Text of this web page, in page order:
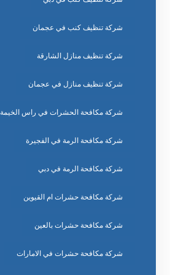
شركة تنظيف كنب في عجمان
شركة تنظيف منازل الشارقة
شركة تنظيف منازل في عجمان
شركة مكافحة الحشرات في راس الخيمة
شركة مكافحة الرمة في الفجيرة
شركة مكافحة الرمة في دبي
شركة مكافحة حشرات ام القيوين
شركة مكافحة حشرات بالعين
شركة مكافحة حشرات في الامارات